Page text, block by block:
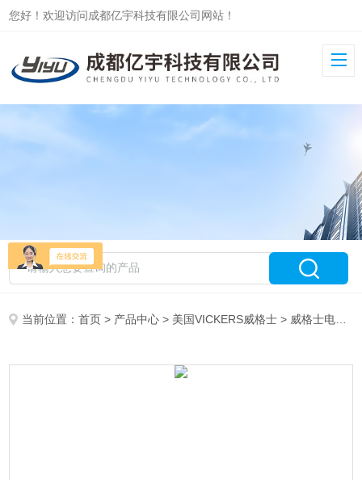
您好！欢迎访问成都亿宇科技有限公司网站！
当前位置：首页 > 产品中心 > 美国VICKERS威格士 > 威格士电磁阀